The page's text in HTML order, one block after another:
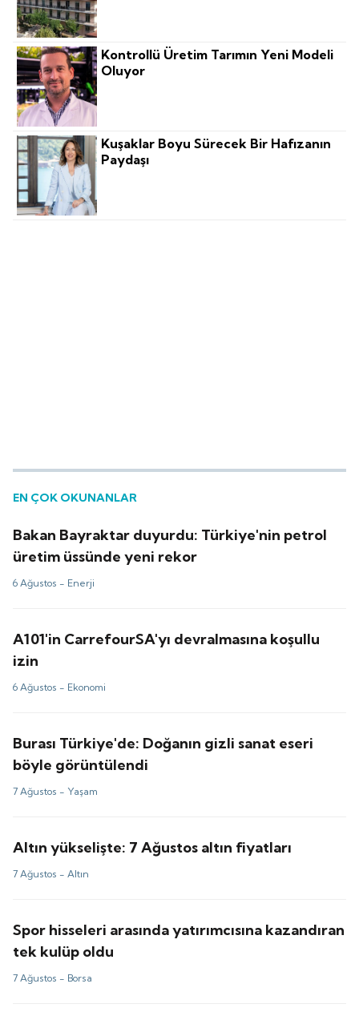
Kontrollü Üretim Tarımın Yeni Modeli
Oluyor
Kuşaklar Boyu Sürecek Bir Hafızanın
Paydaşı
EN ÇOK OKUNANLAR
Bakan Bayraktar duyurdu: Türkiye'nin petrol
üretim üssünde yeni rekor
6 Ağustos - Enerji
A101'in CarrefourSA'yı devralmasına koşullu
izin
6 Ağustos - Ekonomi
Burası Türkiye'de: Doğanın gizli sanat eseri
böyle görüntülendi
7 Ağustos - Yaşam
Altın yükselişte: 7 Ağustos altın fiyatları
7 Ağustos -Altın
Spor hisseleri arasında yatırımcısına kazandıran
tek kulüp oldu
7 Ağustos - Borsa